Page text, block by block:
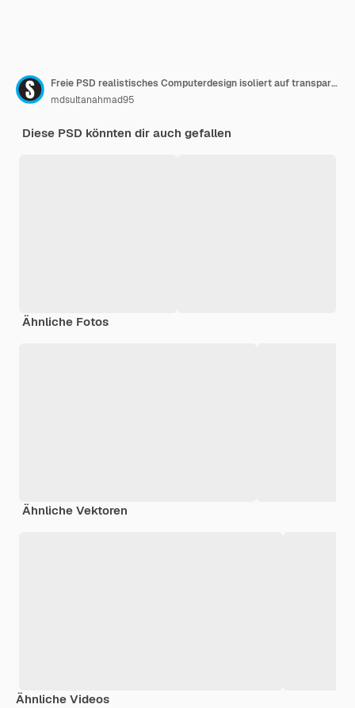
Freie PSD realistisches Computerdesign isoliert auf transparentem Hintergrund
mdsultanahmad95
Diese PSD könnten dir auch gefallen
Ähnliche Fotos
Ähnliche Vektoren
Ähnliche Videos